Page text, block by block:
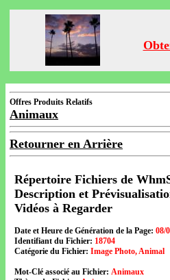
Offres Produits Relatifs
Animaux
Retourner en Arrière
Répertoire Fichiers de
Description et
Vidéos à Regarder
Date et Heure de Génération de la Page: 08/
Identifiant du Fichier: 18704
Catégorie du Fichier: Image Photo, Animal
Mot-Clé associé au Fichier: Animaux